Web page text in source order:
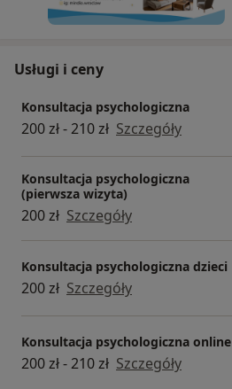
Usługi i ceny
Konsultacja psychologiczna
200 zł - 210 zł Szczegóły
Konsultacja psychologiczna
(pierwsza wizyta)
200 zł Szczegóły
Konsultacja psychologiczna dzieci
200 zł Szczegóły
Konsultacja psychologiczna online
200 zł - 210 zł Szczegóły